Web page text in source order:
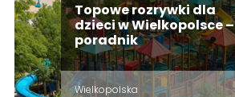
Topowe rozrywki dla
dzieci w Wielkopolsce –
poradnik
Wielkopolska